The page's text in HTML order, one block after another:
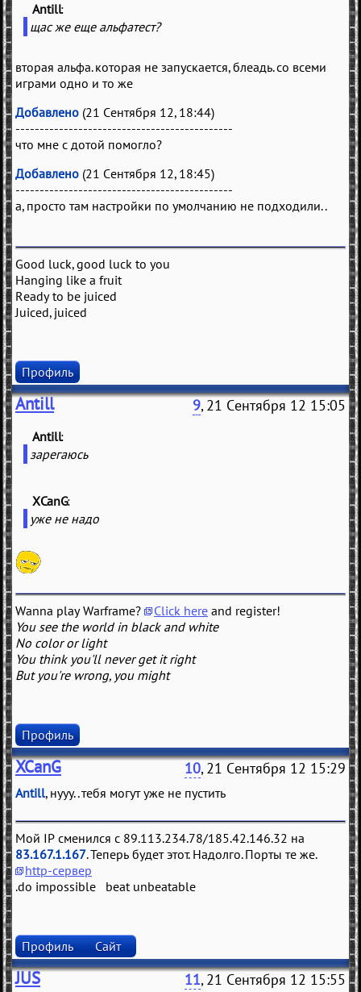
Antill
щас же еще альфатест?
вторая альфа. которая не запускается, блеадь. со всеми
играми одно и то же
Добавлено (21 Сентября 12, 18:44)
---------------------------------------------
что мне с дотой помогло?
Добавлено (21 Сентября 12, 18:45)
---------------------------------------------
а, просто там настройки по умолчанию не подходили..
Good luck, good luck to you
Hanging like a fruit
Ready to be juiced
Juiced, juiced
Профиль
Antill 9, 21 Сентября 12 15:05
Antill
зарегаюсь
XCanG
уже не надо
Wanna play Warframe? Click here and register!
You see the world in black and white
No color or light
You think you'll never get it right
But you're wrong, you might
Профиль
XCanG 10, 21 Сентября 12 15:29
Antill, нууу.. тебя могут уже не пустить
Мой IP сменился с 89.113.234.78/185.42.146.32 на
83.167.1.167. Теперь будет этот. Надолго. Порты те же.
http-сервер
.do impossible beat unbeatable
Профиль Сайт
JUS 11, 21 Сентября 12 15:55